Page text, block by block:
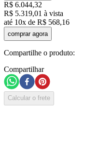
R$ 6.044,32
R$ 5.319,01 à vista
até 10x de R$ 568,16
comprar agora
Compartilhe o produto:
Compartilhar
Calcular o frete